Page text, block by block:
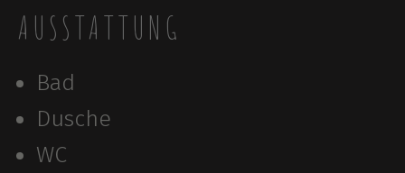
AUSSTATTUNG
Bad
Dusche
WC